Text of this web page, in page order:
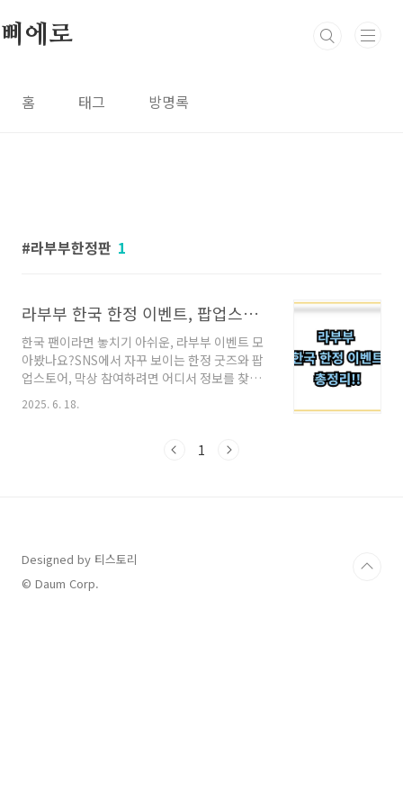
삐에로
홈 태그 방명록
라부부한정판 1
라부부 한국 한정 이벤트, 팝업스토어부터 굿즈까지 총정리
한국 팬이라면 놓치기 아쉬운, 라부부 이벤트 모
아봤나요?SNS에서 자꾸 보이는 한정 굿즈와 팝
업스토어, 막상 참여하려면 어디서 정보를 찾아
야 할지 막막하시죠?이번 글에서는 한국에서만
진행되는 라부부 한정 이벤트 정보를 정리해 드
인기최근 팝마트코리아는 라부부를 중심으로 다
즈, 어디서 어떻게 받을까?한국 전용 상품: 라부
부 키링, 젤리스티커, 미니 피규어 등 한국 한정
디자인이 주기적으로 출시됩니다.참여 방법: 오
2025. 6. 18.
1
Designed by 티스토리
© Daum Corp.